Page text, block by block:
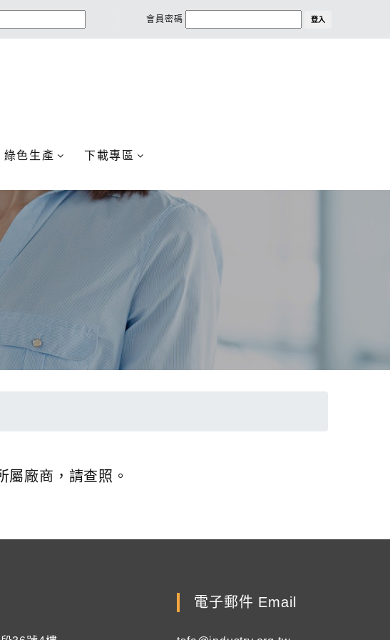
會員密碼 登入
綠色生產 下載專區
廠商，請查照。
電子郵件 Email